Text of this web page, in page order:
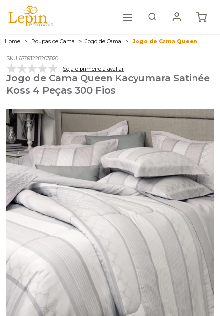
Home Roupas de Cama Jogo de Cama Jogo de Cama Queen
SKU 67891228203820
Seja o primeiro a avaliar
Jogo de Cama Queen Kacyumara Satinée
Koss 4 Peças 300 Fios